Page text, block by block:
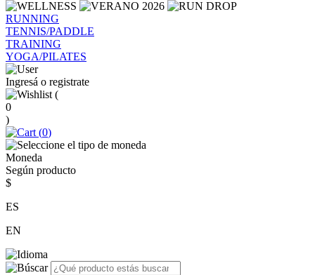
RUNNING
TENNIS/PADDLE
TRAINING
YOGA/PILATES
Ingresá o registrate
(
0
)
(0)
Moneda
Según producto
$
ES
EN